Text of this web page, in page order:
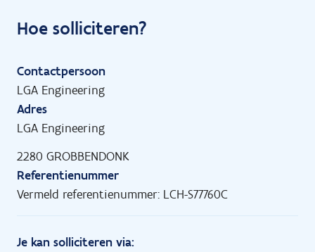
Hoe solliciteren?
Contactpersoon
LGA Engineering
Adres
LGA Engineering
2280 GROBBENDONK
Referentienummer
Vermeld referentienummer: LCH-S77760C
Je kan solliciteren via: